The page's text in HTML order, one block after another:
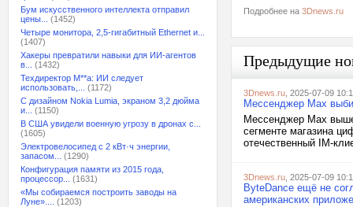
Бум искусственного интеллекта отправил
цены...
(1452)
Четыре монитора, 2,5-гигабитный Ethernet и...
(1407)
Хакеры превратили навыки для ИИ-агентов
в...
(1432)
Техдиректор M**a: ИИ следует
использовать,...
(1172)
С дизайном Nokia Lumia, экраном 3,2 дюйма
и...
(1150)
В США увидели военную угрозу в дронах с...
(1605)
Электровелосипед с 2 кВт·ч энергии,
запасом...
(1290)
Конфигурация памяти из 2015 года,
процессор...
(1631)
«Мы собираемся построить заводы на
Луне»....
(1203)
Подробнее на 3Dnews.ru
Предыдущие
3Dnews.ru , 2025-07-09
Мессенджер Max
Мессенджер Max
сегменте магазина
отечественный IM-
3Dnews.ru , 2025-07-09
ByteDance ещё не
американских